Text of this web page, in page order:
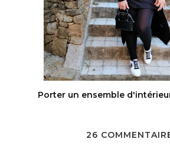
Porter un ensemble
26